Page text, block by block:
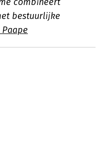
bestuurlijke